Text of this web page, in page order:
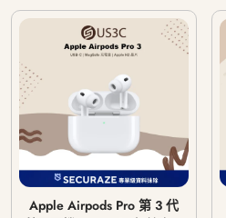
Apple Airpods Pro 第 3 代